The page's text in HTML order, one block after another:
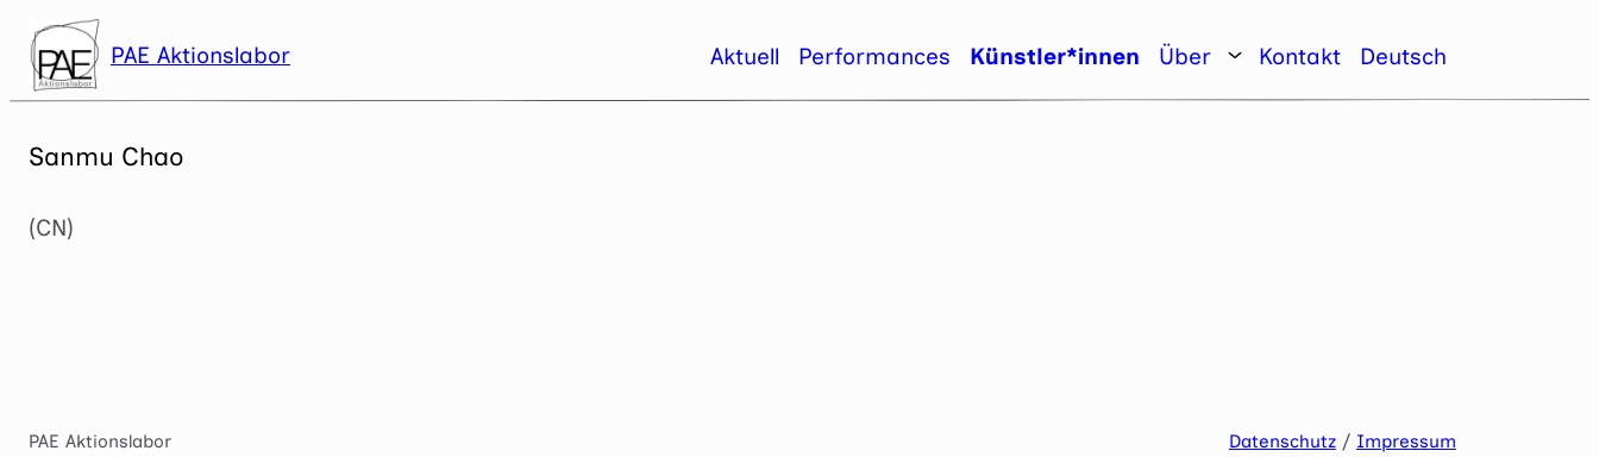
Zum
Inhalt
springen
PAE Aktionslabor Aktuell Performances Künstler*innen Über Kontakt Deutsch
Sanmu Chao
(CN)
PAE Aktionslabor Datenschutz/ Impressum